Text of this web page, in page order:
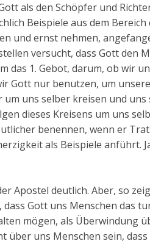
als den Schöpfer und
Beispiele aus dem Bereich
und ernst nehmen,
versucht, dass Gott den
das 1. Gebot, darum, ob wir
Gott nur benutzen, um
uns selber kreisen und
dieses Kreisens um uns
benennen, wenn er
als Beispiele anführt.
Apostel deutlich. Aber, so
Gott uns Menschen das
mögen, als Überwindung
über uns Menschen sein,